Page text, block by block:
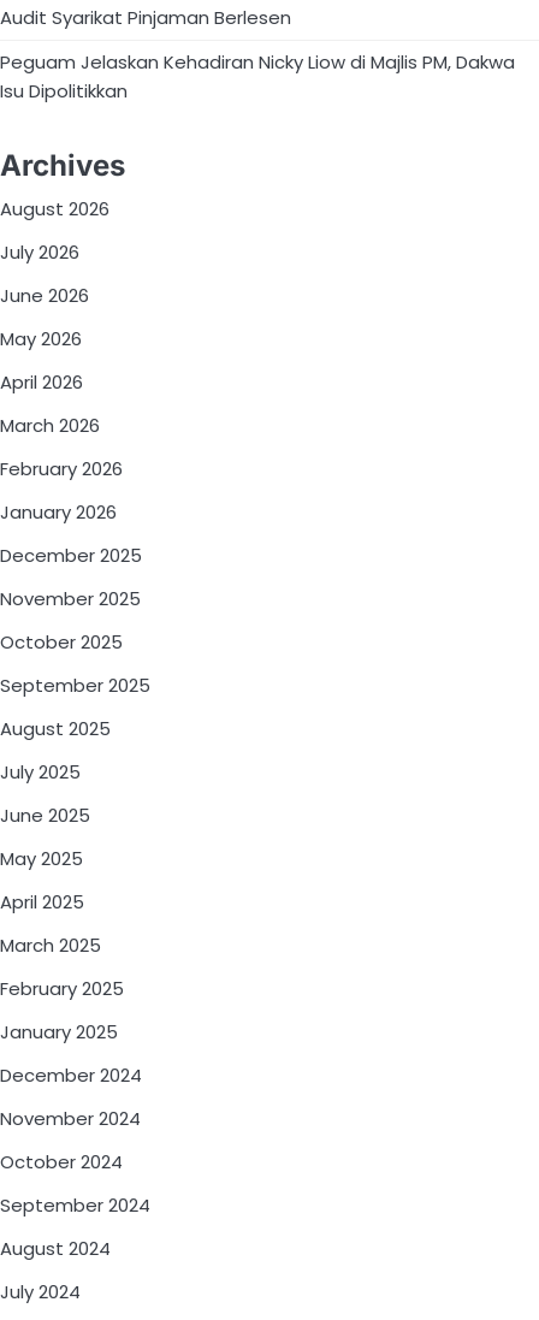
Audit Syarikat Pinjaman Berlesen
Peguam Jelaskan Kehadiran Nicky Liow di Majlis PM, Dakwa
Isu Dipolitikkan
Archives
August 2026
July 2026
June 2026
May 2026
April 2026
March 2026
February 2026
January 2026
December 2025
November 2025
October 2025
September 2025
August 2025
July 2025
June 2025
May 2025
April 2025
March 2025
February 2025
January 2025
December 2024
November 2024
October 2024
September 2024
August 2024
July 2024